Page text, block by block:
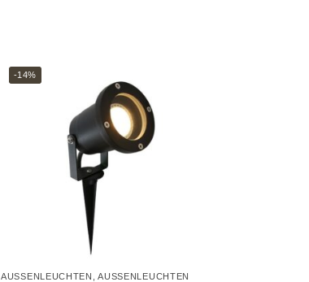
-14%
AUSSENLEUCHTEN ,AUSSENLEUCHTEN U